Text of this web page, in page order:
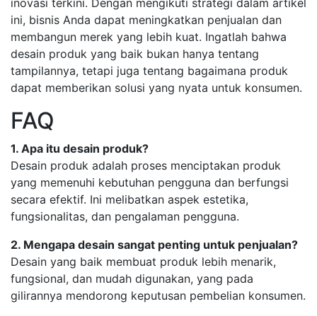
inovasi terkini. Dengan mengikuti strategi dalam artikel
ini, bisnis Anda dapat meningkatkan penjualan dan
membangun merek yang lebih kuat. Ingatlah bahwa
desain produk yang baik bukan hanya tentang
tampilannya, tetapi juga tentang bagaimana produk
dapat memberikan solusi yang nyata untuk konsumen.
FAQ
1. Apa itu desain produk?
Desain produk adalah proses menciptakan produk
yang memenuhi kebutuhan pengguna dan berfungsi
secara efektif. Ini melibatkan aspek estetika,
fungsionalitas, dan pengalaman pengguna.
2. Mengapa desain sangat penting untuk penjualan?
Desain yang baik membuat produk lebih menarik,
fungsional, dan mudah digunakan, yang pada
gilirannya mendorong keputusan pembelian konsumen.